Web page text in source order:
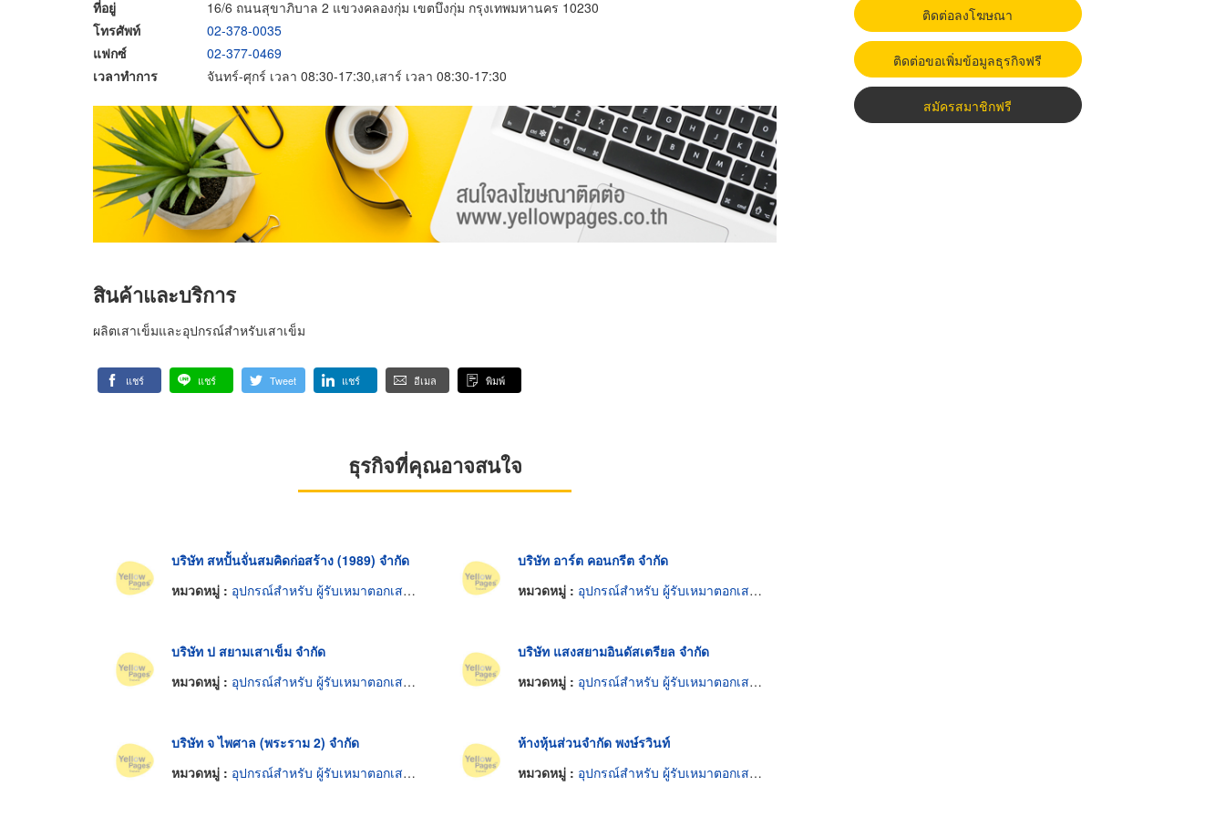
ที่อยู่
16/6 ถนนสุขาภิบาล 2 แขวงคลองกุ่ม เขตบึงกุ่ม กรุงเทพมหานคร 10230
โทรศัพท์
02-378-0035
แฟกซ์
02-377-0469
เวลาทำการ
จันทร์-ศุกร์ เวลา 08:30-17:30,เสาร์ เวลา 08:30-17:30
สินค้าและบริการ
ผลิตเสาเข็มและอุปกรณ์สำหรับเสาเข็ม
แชร์ แชร์ Tweet แชร์ อีเมล พิมพ์
ธุรกิจที่คุณอาจสนใจ
บริษัท สหปั้นจั่นสมคิดก่อสร้าง (1989) จำกัด
หมวดหมู่ : อุปกรณ์สำหรับ ผู้รับเหมาตอกเสาเข็ม
บริษัท อาร์ต คอนกรีต จำกัด
หมวดหมู่ : อุปกรณ์สำหรับ ผู้รับเหมาตอกเสาเข็ม
บริษัท ป สยามเสาเข็ม จำกัด
หมวดหมู่ : อุปกรณ์สำหรับ ผู้รับเหมาตอกเสาเข็ม
บริษัท แสงสยามอินดัสเตรียล จำกัด
หมวดหมู่ : อุปกรณ์สำหรับ ผู้รับเหมาตอกเสาเข็ม
บริษัท จ ไพศาล (พระราม 2) จำกัด
หมวดหมู่ : อุปกรณ์สำหรับ ผู้รับเหมาตอกเสาเข็ม
ห้างหุ้นส่วนจำกัด พงษ์รวินท์
หมวดหมู่ : อุปกรณ์สำหรับ ผู้รับเหมาตอกเสาเข็ม
ติดต่อลงโฆษณา
ติดต่อขอเพิ่มข้อมูลธุรกิจฟรี
สมัครสมาชิกฟรี